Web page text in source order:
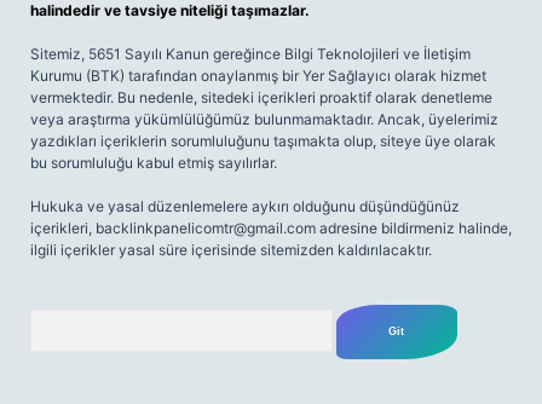
halindedir ve tavsiye niteliği taşımazlar.
Sitemiz, 5651 Sayılı Kanun gereğince Bilgi Teknolojileri ve İletişim
Kurumu (BTK) tarafından onaylanmış bir Yer Sağlayıcı olarak hizmet
vermektedir. Bu nedenle, sitedeki içerikleri proaktif olarak denetleme
veya araştırma yükümlülüğümüz bulunmamaktadır. Ancak, üyelerimiz
yazdıkları içeriklerin sorumluluğunu taşımakta olup, siteye üye olarak
bu sorumluluğu kabul etmiş sayılırlar.
Hukuka ve yasal düzenlemelere aykırı olduğunu düşündüğünüz
içerikleri, backlinkpanelicomtr@gmail.com adresine bildirmeniz halinde,
ilgili içerikler yasal süre içerisinde sitemizden kaldırılacaktır.